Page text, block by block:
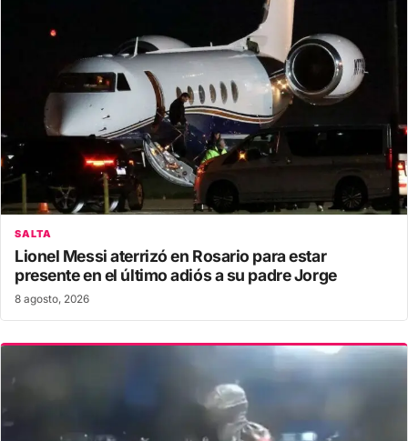
SALTA
Lionel Messi aterrizó en Rosario para estar
presente en el último adiós a su padre Jorge
8 agosto, 2026